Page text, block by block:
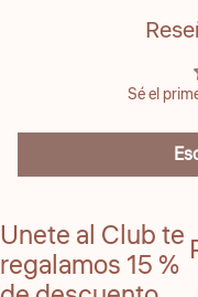
Sé el
Unete al Club te
regalamos 15 %